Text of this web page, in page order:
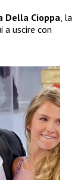
Della Cioppa , la
a uscire con